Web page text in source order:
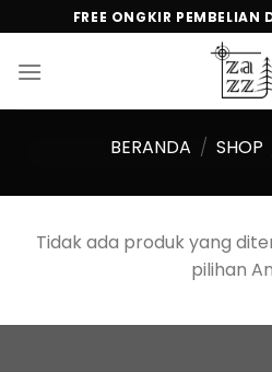
to
content
FREE ONGKIR
BERANDA / SHOP
Tidak ada produk yang
pilihan